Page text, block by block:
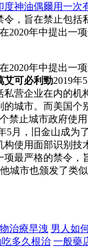
度神油偶爾用一次
，旨在禁止包括
2020年中提出一
2020年中提出一
艾可必利勁2019年
营企业在内的
城市。而美国
禁止城市政府使
月，旧金山成为
使用面部识别技
最严格的禁令
城市也颁发了类
治療早洩 男人如
吃多久根治 一般藥